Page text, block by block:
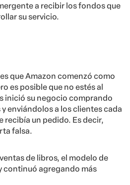
a recibir los fondos que
su servicio.
que Amazon comenzó como
es posible que no estés al
inició su negocio comprando
enviándolos a los clientes cada
recibía un pedido. Es decir,
falsa.
de libros, el modelo de
continuó agregando más